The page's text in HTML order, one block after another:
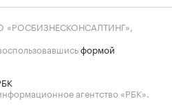
формой
агентство «РБК».